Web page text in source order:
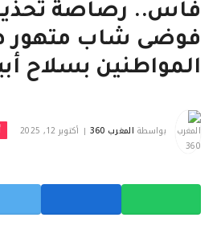
فاس.. رصاصة
فوضى شاب متهور
المواطنين بسلاح
بواسطة المغرب 360 أكتوبر 12, 2025